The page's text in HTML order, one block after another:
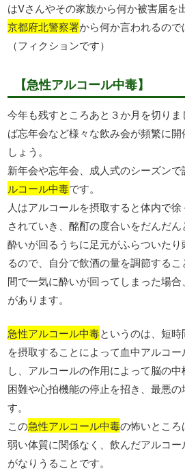
はVさんやその家族から何か被害届を
京都府北警察署から何か言われるので
（フィクションです）
【急性アルコール中毒】
今年も残すところあと３か月を切り
ば忘年会など様々な飲み会が頻繁に
しょう。
新年会や忘年会、成人式のシーズン
ルコール中毒です。
人はアルコールを摂取すると体内で
されていき、酩酊の度合いをだんだん
酔いが回るうちに足元がふらついた
るので、自分で飲酒の量を調節する
間で一気に酔いが回ってしまった場
があります。
急性アルコール中毒というのは、短
を摂取することによって血中アルコ
し、アルコールの作用によって脳の
困難や心拍機能の停止を招き、最悪
す。
この急性アルコール中毒の怖いとこ
弱い体質に関係なく、飲んだアルコ
がなりうることです。